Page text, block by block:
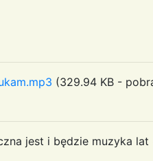
(329.94 KB -
jest i będzie muzyka